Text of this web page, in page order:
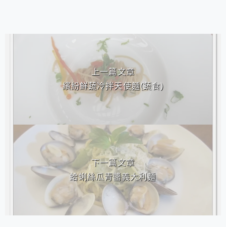
上一篇文章
繽紛鮮蔬冷拌天使麵(蔬食)
下一篇文章
蛤蜊絲瓜青醬義大利麵